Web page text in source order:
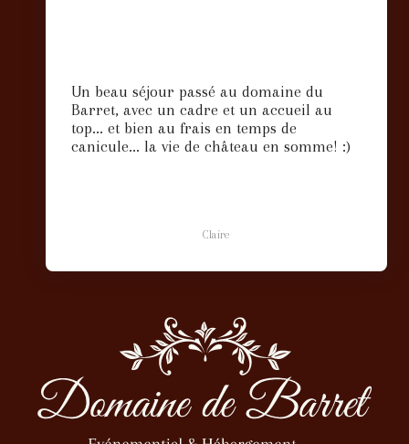
Un beau séjour passé au domaine du
Barret, avec un cadre et un accueil au
top... et bien au frais en temps de
canicule... la vie de château en somme! :)
Claire